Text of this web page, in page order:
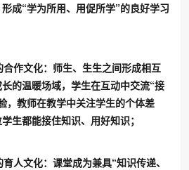
成“学为所用、用促所学”的良好学习
作文化：师生、生生之间形成相互
的温暖场域，学生在互动中交流“接
，教师在教学中关注学生的个体差
生都能接住知识、用好知识；
人文化：课堂成为兼具“知识传递、